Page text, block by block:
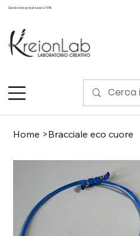
Spedizione gratuita sopra i 99€
Home >Bracciale eco cuore